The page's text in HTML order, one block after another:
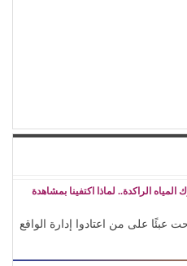
الراكدة.. لماذا اكتفينا بمشاهدة
عبئًا على من اعتادوا إدارة الواقع